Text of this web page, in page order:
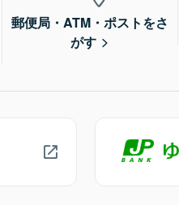
郵便局・ATM・ポストをさ
がす